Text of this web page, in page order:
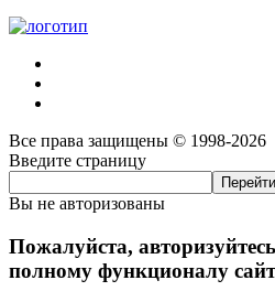
Все права защищены © 1998-2026
Введите страницу
Вы не авторизованы
Пожалуйста,
полному функционалу